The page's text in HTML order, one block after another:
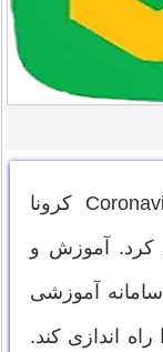
در روزهای سختی که بیماری Coronavirus کرونا
کرد. آموزش و
آموزشی
اندازی کند.